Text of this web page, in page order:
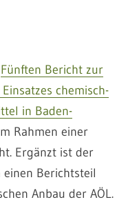
Fünften Bericht zur
chemisch-
in Baden-
Rahmen einer
Ergänzt ist der
Berichtsteil
Anbau der AÖL.